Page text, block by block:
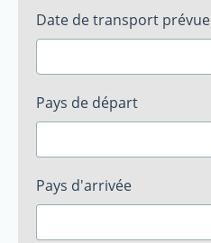
Date de transport prévue
Pays de départ
Pays d'arrivée